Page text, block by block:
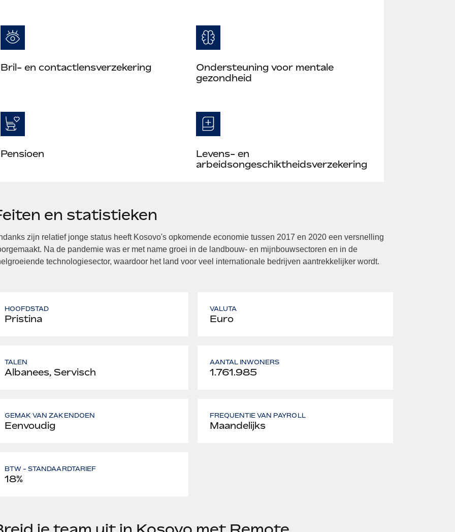
Bril- en contactlensverzekering
Ondersteuning voor mentale
gezondheid
Pensioen
Levens- en
arbeidsongeschiktheidsverzekering
en statistieken
zijn relatief jonge status heeft Kosovo's opkomende economie tussen 2017 en 2020 een versnelling
Na de pandemie was er met name groei in de landbouw- en mijnbouwsectoren en in de
technologiesector, waardoor het land voor veel internationale bedrijven aantrekkelijker wordt.
HOOFDSTAD
Pristina
VALUTA
Euro
TALEN
Albanees, Servisch
AANTAL INWONERS
1.761.985
GEMAK VAN ZAKENDOEN
Eenvoudig
FREQUENTIE VAN PAYROLL
Maandelijks
BTW - STANDAARDTARIEF
18%